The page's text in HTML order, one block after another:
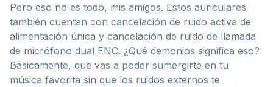
Pero eso no es todo, mis amigos. Estos auriculares
también cuentan con cancelación de ruido activa de
alimentación única y cancelación de ruido de llamada
de micrófono dual ENC. ¿Qué demonios significa eso?
Básicamente, que vas a poder sumergirte en tu
música favorita sin que los ruidos externos te